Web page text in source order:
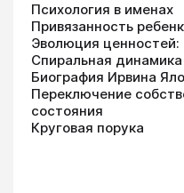
Психология в именах
Привязанность
Эволюция ценностей:
Спиральная динамика
Биография Ирвина
Переключение
состояния
Круговая порука